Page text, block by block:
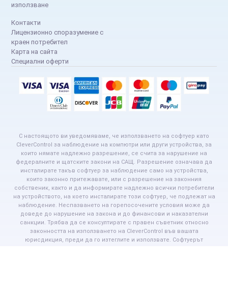
използване
Контакти
Лицензионно споразумение с
краен потребител
Карта на сайта
Специални оферти
С настоящото ви уведомяваме, че използването на софтуер като
CleverControl за наблюдение на компютри или други устройства, за
които нямате надлежно разрешение, се счита за нарушение на
федералните и щатските закони на САЩ. Разрешение означава да
инсталирате такъв софтуер за наблюдение само на устройства,
които законно притежавате, или с разрешение на законния
собственик, както и да информирате надлежно всички потребители
на устройството, на което инсталирате този софтуер, че подлежат на
наблюдение. Неспазването на горепосочените условия може да
доведе до нарушение на закона и до финансови и наказателни
санкции. Трябва да се консултирате с правен съветник относно
законността на използването на CleverControl във вашата
юрисдикция, преди да го изтеглите и използвате. Софтуерът